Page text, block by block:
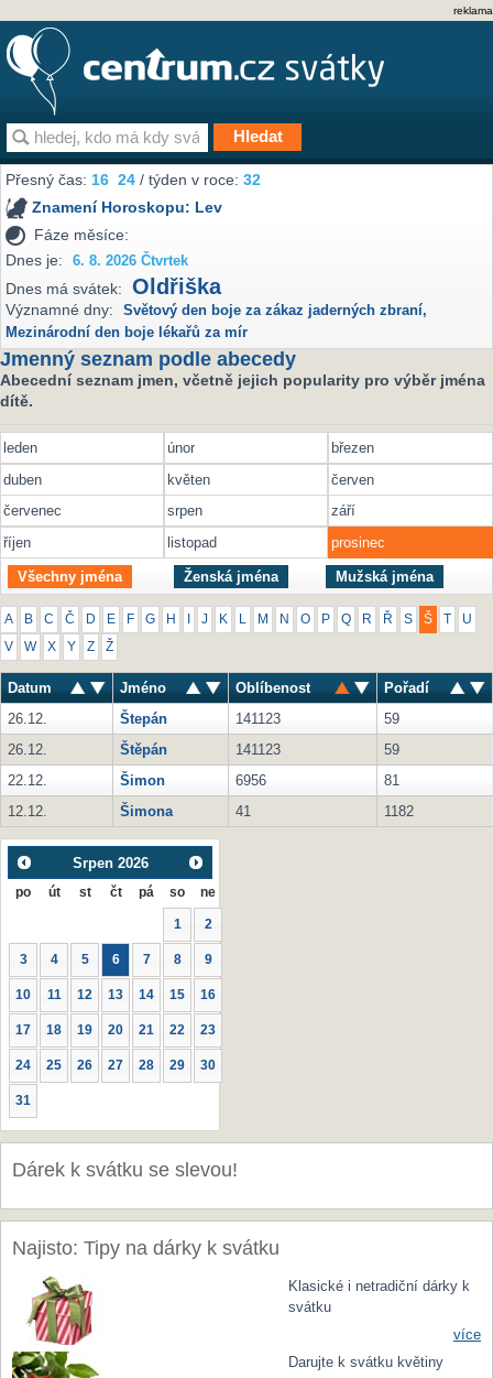
reklama
Přesný čas:16 24 / týden v roce:32
Znamení Horoskopu: Lev
Fáze měsíce:
Dnes je:
6. 8. 2026 Čtvrtek
Dnes má svátek: Oldřiška
Významné dny: Světový den boje za zákaz jaderných zbraní,
Mezinárodní den boje lékařů za mír
Jmenný seznam podle abecedy
Abecední seznam jmen, včetně jejich popularity pro výběr jména
dítě.
leden únor
březen
duben
květen
červen
červenec
srpen
září
říjen
listopad prosinec
Všechny jména Ženská jména Mužská jména
A B C Č D E F G H J K M N O P Q R Ř S Š U
V W X Y Z Ž
Datum Jméno Oblíbenost
Pořadí
26.12.
Štepán 141123
59
26.12.
Štěpán 141123
59
22.12.
Šimon 6956
81
12.12.
Šimona 41 1182
Srpen 2026
po út st čt pá so ne
1 2
3 4 5 6 7 8 9
10 11 12 13 14 15 16
17 18 19 20 21 22 23
24 25 26 27 28 29 30
31
Dárek k svátku se slevou!
Najisto: Tipy na dárky k svátku
Klasické i netradiční dárky k
svátku
více
Darujte k svátku květiny